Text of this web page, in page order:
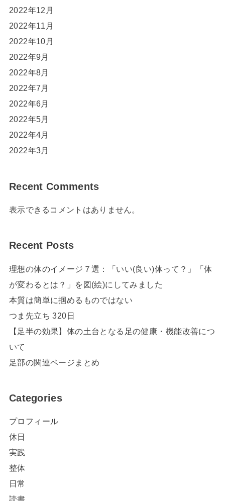
2022年12月
2022年11月
2022年10月
2022年9月
2022年8月
2022年7月
2022年6月
2022年5月
2022年4月
2022年3月
Recent Comments
表示できるコメントはありません。
Recent Posts
理想の体のイメージ７選：「いい(良い)体って？」「体
が変わるとは？」を図(絵)にしてみました
本質は簡単に掴めるものではない
つま先立ち 320日
【足半の効果】体の土台となる足の健康・機能改善につ
いて
足部の関連ページまとめ
Categories
プロフィール
休日
実践
整体
日常
読書